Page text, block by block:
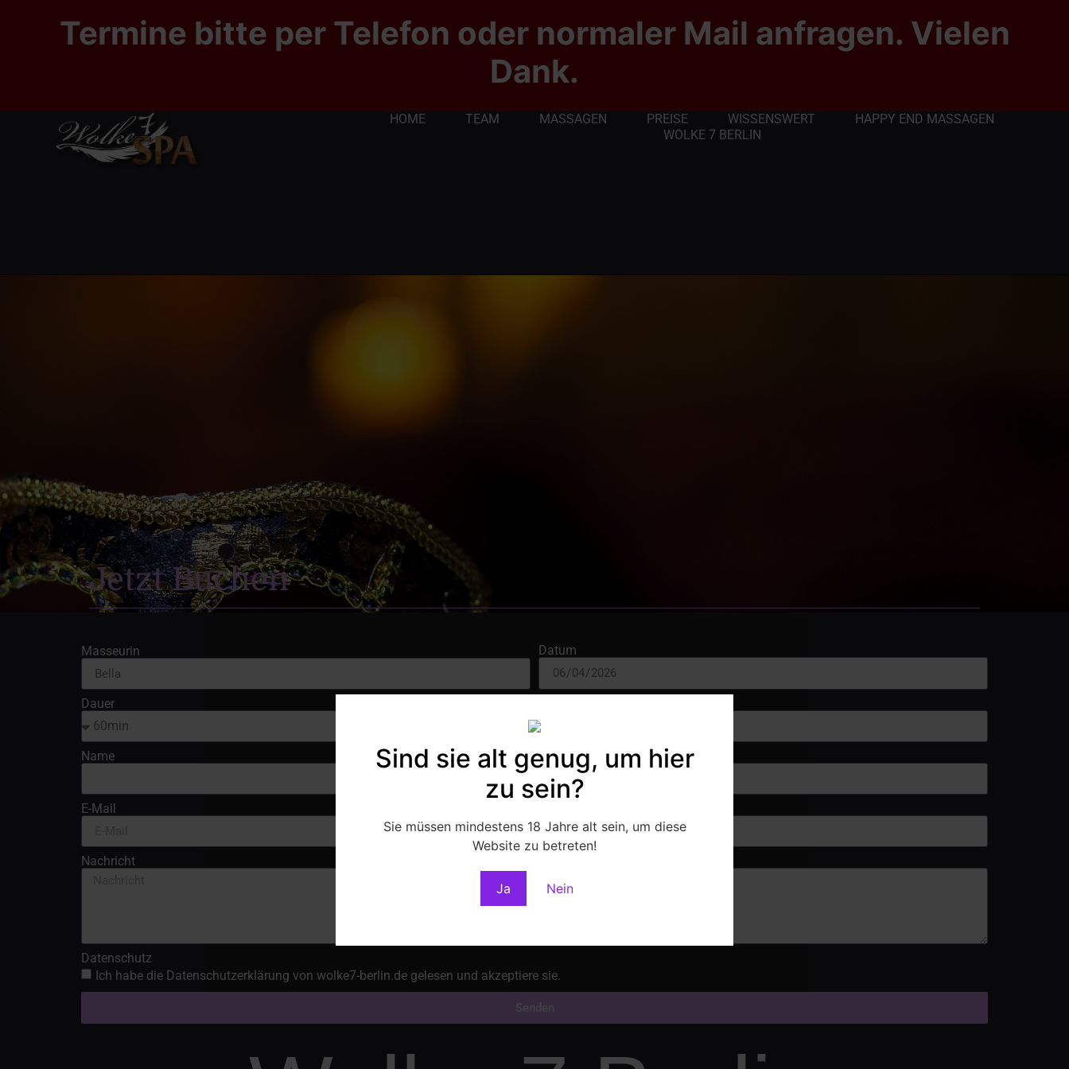
Termine bitte per Telefon oder normaler Mail anfragen. Vielen
Dank.
Sind sie alt genug, um hier
zu sein?
Sie müssen mindestens 18 Jahre alt sein, um diese
Website zu betreten!
Ja Nein
HOME TEAM MASSAGEN PREISE WISSENSWERT
HAPPY END MASSAGEN
WOLKE 7 BERLIN
Jetzt Buchen
Masseurin Datum
Dauer
Name Massagen
E-Mail
Nachricht
Datenschutz
Ich habe die Datenschutzerklärung von wolke7-berlin.de gelesen und akzeptiere sie.
Senden